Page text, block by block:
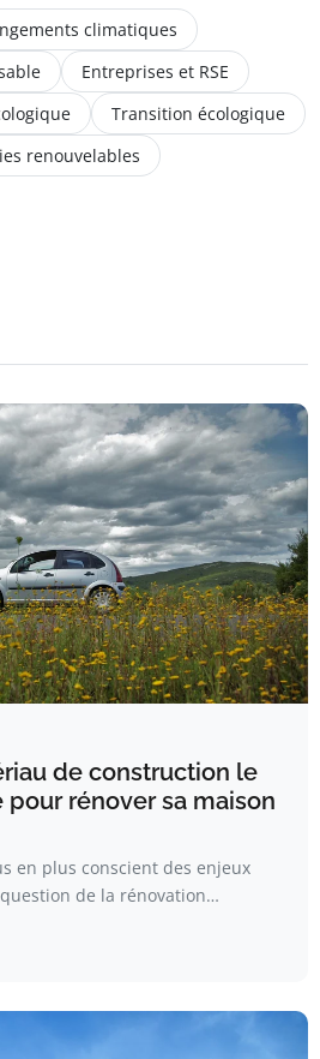
climatiques
Entreprises et RSE
Transition écologique
renouvelables
de construction le
rénover sa maison
en plus conscient des enjeux
de la rénovation…